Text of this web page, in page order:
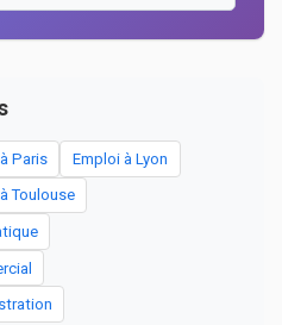
Paris Emploi à Lyon
Toulouse